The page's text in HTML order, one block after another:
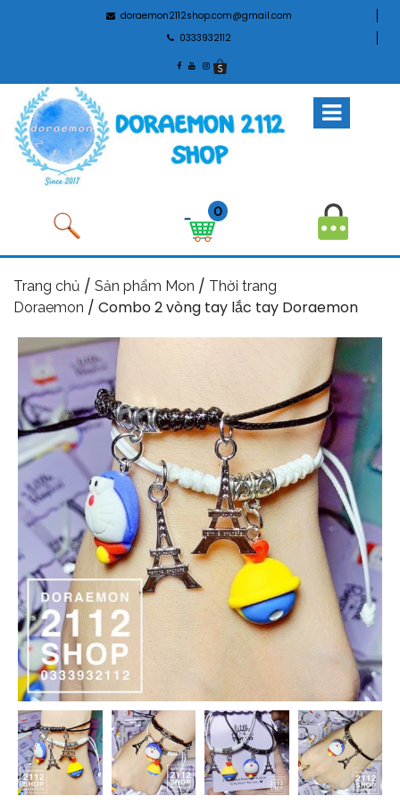
doraemon2112shop.com@gmail.com
0333932112
0
Trang chủ / Sản phẩm Mon / Thời trang
Doraemon / Combo 2 vòng tay lắc tay Doraemon